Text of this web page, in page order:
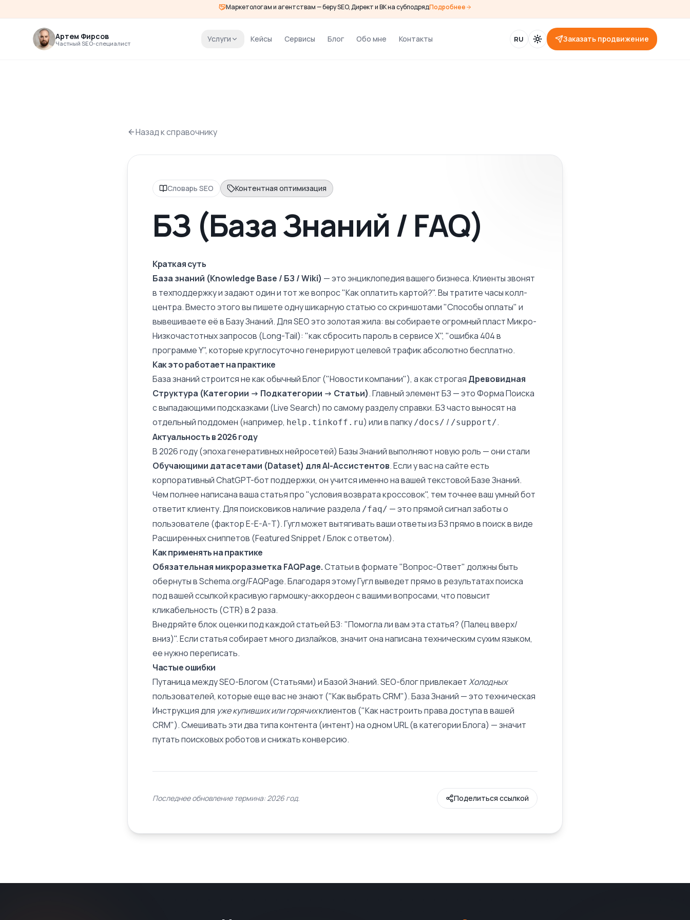
Маркетологам и агентствам — беру SEO, Директ и ВК на субподрядПодробнее
Артем Фирсов
Частный SEO-специалист Услуги Кейсы Сервисы Блог Обо мне Контакты RU Заказать продвижение
Назад к справочнику
Словарь SEO Контентная оптимизация
БЗ (База Знаний / FAQ)
Краткая суть
База знаний (Knowledge Base / БЗ / Wiki) — это энциклопедия вашего бизнеса. Клиенты звонят
в техподдержку и задают один и тот же вопрос "Как оплатить картой?". Вы тратите часы колл-
центра. Вместо этого вы пишете одну шикарную статью со скриншотами "Способы оплаты" и
вывешиваете её в Базу Знаний. Для SEO это золотая жила: вы собираете огромный пластМикро-
Низкочастотных запросов (Long-Tail): "как сбросить пароль в сервисе X", "ошибка 404 в
программе Y", которые круглосуточно генерируют целевой трафик абсолютно бесплатно.
Как это работает на практике
База знаний строится не как обычный Блог ("Новости компании"), а как строгая Древовидная
Структура (Категории -> Подкатегории -> Статьи). Главный элемент БЗ — это Форма Поиска
с выпадающими подсказками (Live Search) по самому разделу справки. БЗ часто выносят на
отдельный поддомен (например, help.tinkoff.ru) или в папку /docs/ / /support/.
Актуальность в 2026 году
В 2026 году (эпоха генеративных нейросетей) Базы Знаний выполняют новую роль — они стали
Обучающими датасетами (Dataset) для AI-Ассистентов. Если у вас на сайте есть
корпоративный ChatGPT-бот поддержки, он учится именно на вашей текстовой Базе Знаний.
Чем полнее написана ваша статья про "условия возврата кроссовок", тем точнее ваш умный бот
ответит клиенту. Для поисковиков наличие раздела /faq/ — это прямой сигнал заботы о
пользователе (факторE-E-A-T). Гугл может вытягивать ваши ответы из БЗ прямо в поиск в виде
Расширенных сниппетов (Featured Snippet/ Блок с ответом).
Как применять на практике
Обязательная микроразметка FAQPage.Статьи в формате "Вопрос-Ответ" должны быть
обернуты вSchema.org/FAQPage. Благодаря этому Гугл выведет прямо в результатах поиска
под вашей ссылкой красивую гармошку-аккордеон с вашими вопросами, что повысит
кликабельность (CTR) в 2 раза.
Внедряйте блок оценки под каждой статьей БЗ: "Помогла ли вам эта статья? (Палец вверх/
вниз)". Если статья собирает много дизлайков, значит она написана техническим сухим языком,
ее нужно переписать.
Частые ошибки
Путаница между SEO-Блогом (Статьями) и Базой Знаний. SEO-блог привлекаетХолодных
пользователей, которые еще вас не знают ("Как выбрать CRM"). База Знаний — это техническая
Инструкция для уже купивших или горячихклиентов ("Как настроить права доступа в вашей
CRM"). Смешивать эти два типа контента (интент) на одном URL (в категории Блога) — значит
путать поисковых роботов и снижать конверсию.
Последнее обновление термина: 2026 год. Поделиться ссылкой